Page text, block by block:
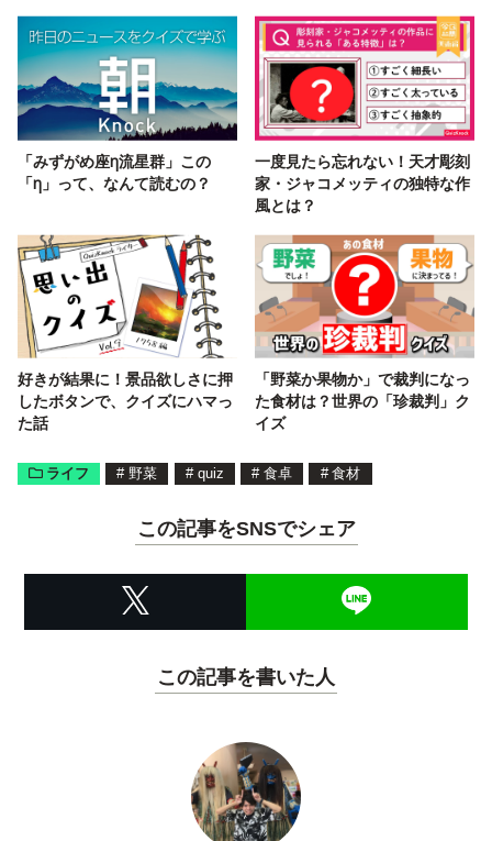
「みずがめ座η流星群」この
「η」って、なんて読むの？
一度見たら忘れない！天才彫刻
家・ジャコメッティの独特な作
風とは？
好きが結果に！景品欲しさに押
したボタンで、クイズにハマっ
た話
「野菜か果物か」で裁判になっ
た食材は？世界の「珍裁判」ク
イズ
ライフ # 野菜 # quiz # 食卓 # 食材
この記事をSNSでシェア
この記事を書いた人